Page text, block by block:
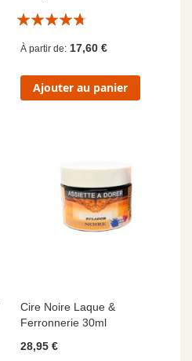
Évaluation:
À partir de 17,60 €
Ajouter au panier
Cire Noire Laque &
Ferronnerie 30ml
28,95 €